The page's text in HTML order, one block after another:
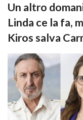
Un altro
Linda ce la fa,
Kiros salva